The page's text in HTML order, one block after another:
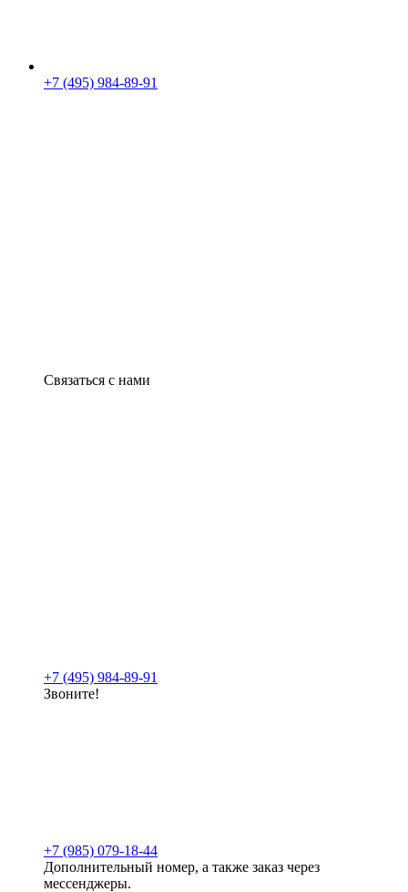
+7 (495) 984-89-91
Связаться с нами
+7 (495) 984-89-91
Звоните!
+7 (985) 079-18-44
Дополнительный номер, а также заказ через
мессенджеры.